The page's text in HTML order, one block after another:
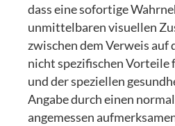
dass eine sofortige
unmittelbaren visuellen
zwischen dem Verweis auf
nicht spezifischen Vorteile
und der speziellen
Angabe durch einen
angemessen